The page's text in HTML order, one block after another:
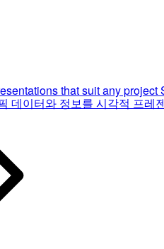
that suit any project
데이터와 정보를 시각적 프레